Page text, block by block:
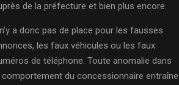
de la préfecture et bien plus encore.
n’y a donc pas de place pour les fausses
les faux véhicules ou les faux
de téléphone. Toute anomalie dans
comportement du concessionnaire entraîne